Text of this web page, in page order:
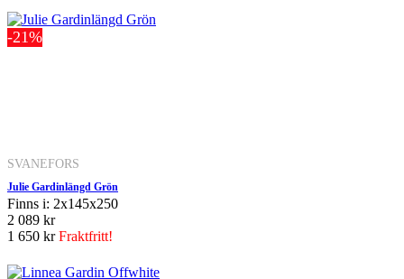
-21%
SVANEFORS
Julie Gardinlängd Grön
Finns i: 2x145x250
2 089 kr
1 650 krFraktfritt!